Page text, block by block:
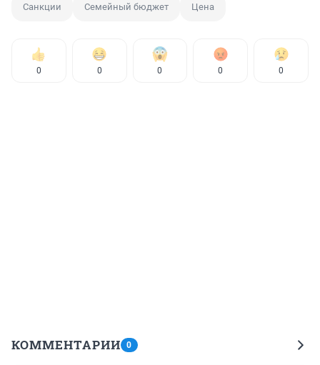
Санкции Семейный бюджет Цена
0 0 0 0 0
КОММЕНТАРИИ 0